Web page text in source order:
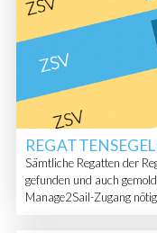
Sämtliche Regatten der
gefunden und auch
Manage2Sail-Zugang nötig